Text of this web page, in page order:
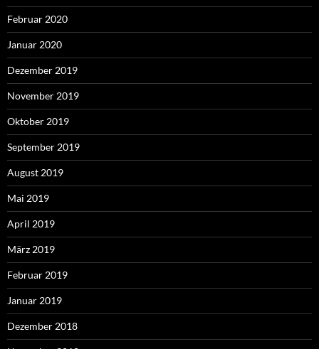
Februar 2020
Januar 2020
Dezember 2019
November 2019
Oktober 2019
September 2019
August 2019
Mai 2019
April 2019
März 2019
Februar 2019
Januar 2019
Dezember 2018